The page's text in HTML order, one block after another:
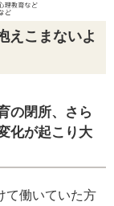
えこまないよ
の閉所、さら
化が起こり大
て働いていた方